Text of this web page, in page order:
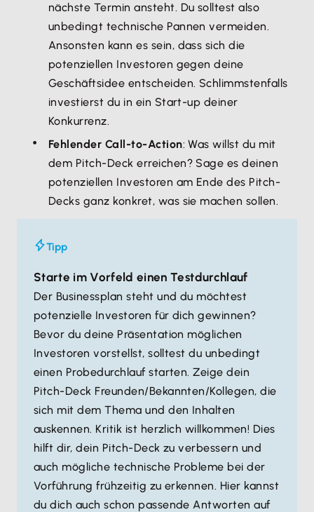
nächste Termin ansteht. Du solltest also
unbedingt technische Pannen vermeiden.
Ansonsten kann es sein, dass sich die
potenziellen Investoren gegen deine
Geschäftsidee entscheiden. Schlimmstenfalls
investierst du in ein Start-up deiner
Konkurrenz.
Fehlender Call-to-Action: Was willst du mit
dem Pitch-Deck erreichen? Sage es deinen
potenziellen Investoren am Ende des Pitch-
Decks ganz konkret, was sie machen sollen.
Tipp
Starte im Vorfeld einen Testdurchlauf
Der Businessplan steht und du möchtest
potenzielle Investoren für dich gewinnen?
Bevor du deine Präsentation möglichen
Investoren vorstellst, solltest du unbedingt
einen Probedurchlauf starten. Zeige dein
Pitch-Deck Freunden/Bekannten/Kollegen, die
sich mit dem Thema und den Inhalten
auskennen. Kritik ist herzlich willkommen! Dies
hilft dir, dein Pitch-Deck zu verbessern und
auch mögliche technische Probleme bei der
Vorführung frühzeitig zu erkennen. Hier kannst
du dich auch schon passende Antworten auf